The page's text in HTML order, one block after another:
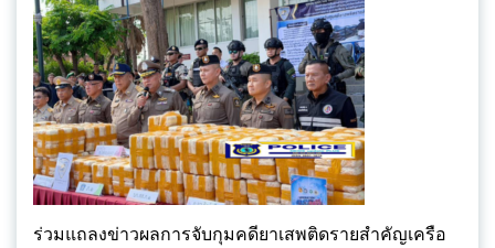
ร่วมแถลงข่าวผลการจับกุมคดียาเสพติดรายสำคัญเครือ